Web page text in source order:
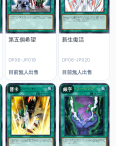
第五個希望
DP06-JP019
目前無人出售
新生復活
DP06-JP020
目前無人出售
普卡 銀字